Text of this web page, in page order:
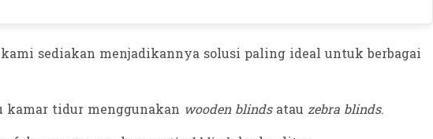
sediakan menjadikannya solusi paling ideal untuk berbagai
kamar tidur menggunakan wooden blindsatau zebra blinds.